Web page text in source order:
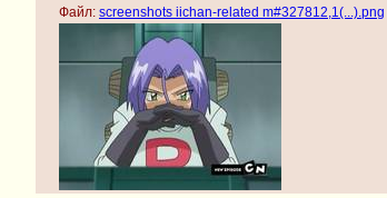
Файл: screenshots iichan-related m#327812,1(...).png